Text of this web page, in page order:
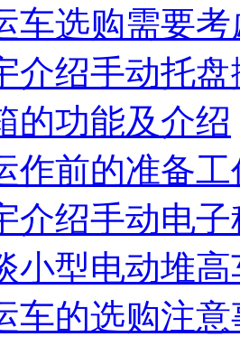
车选购需要
介绍手动托
的功能及介绍
作前的准备工
介绍手动电
小型电动堆
车的选购注意